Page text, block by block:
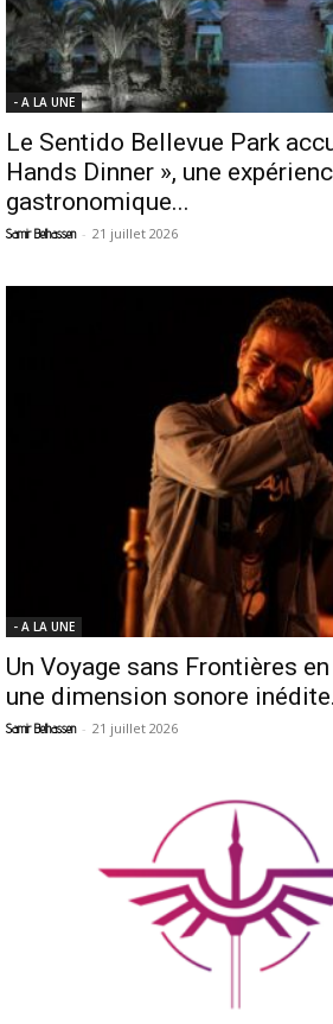
- A LA UNE
Le Sentido Bellevue Park
Hands Dinner », une
gastronomique...
Samir Belhassen - 21 juillet 2026
- A LA UNE
Un Voyage sans Frontières
une dimension sonore
Samir Belhassen - 21 juillet 2026